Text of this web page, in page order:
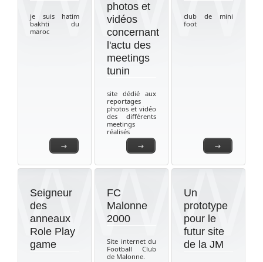
→
je suis hatim
bakhti du
maroc
→
photos et
vidéos
concernant
l'actu des
meetings
tunin
site dédié aux
reportages
photos et vidéo
des différents
meetings
réalisés
→
club de mini
foot
Seigneur
des
anneaux
Role Play
game
FC
Malonne
2000
Site internet du
Football Club
de Malonne.
Un
prototype
pour le
futur site
de la JM